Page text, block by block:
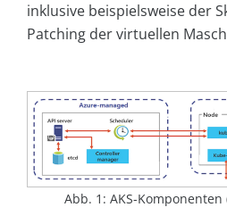
inklusive beispielsweise der
Patching der virtuellen
Abb. 1: AKS-